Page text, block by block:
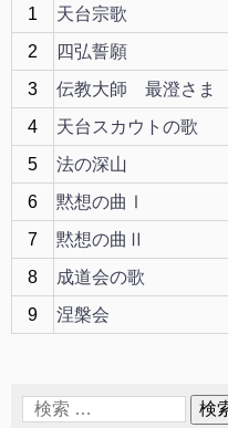
1
天台宗歌
2
四弘誓願
3
伝教大師 最澄さま
4
天台スカウトの歌
5
法の深山
6
黙想の曲Ⅰ
7
黙想の曲Ⅱ
8
成道会の歌
9
涅槃会